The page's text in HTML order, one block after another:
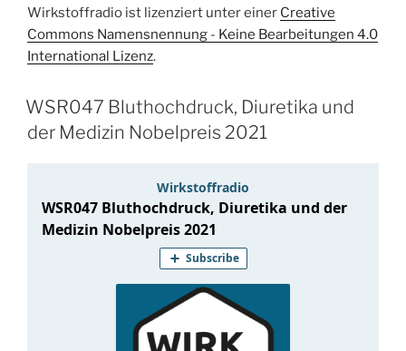
Wirkstoffradio ist lizenziert unter einer Creative
Commons Namensnennung - Keine Bearbeitungen 4.0
International Lizenz.
WSR047 Bluthochdruck, Diuretika und
der Medizin Nobelpreis 2021